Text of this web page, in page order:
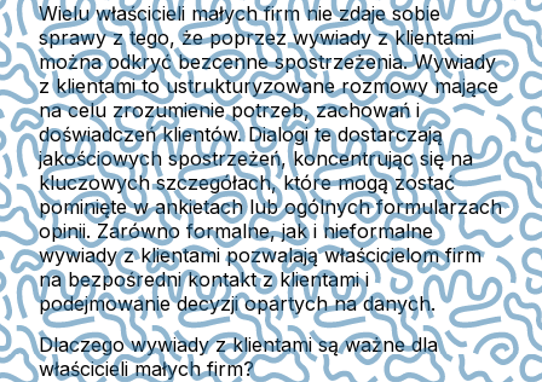
Wielu właścicieli małych firm nie zdaje sobie
sprawy z tego, że poprzez wywiady z klientami
można odkryć bezcenne spostrzeżenia. Wywiady
z klientami to ustrukturyzowane rozmowy mające
na celu zrozumienie potrzeb, zachowań i
doświadczeń klientów. Dialogi te dostarczają
jakościowych spostrzeżeń, koncentrując się na
kluczowych szczegółach, które mogą zostać
pominięte w ankietach lub ogólnych formularzach
opinii. Zarówno formalne, jak i nieformalne
wywiady z klientami pozwalają właścicielom firm
na bezpośredni kontakt z klientami i
podejmowanie decyzji opartych na danych.
Dlaczego wywiady z klientami są ważne dla
właścicieli małych firm?